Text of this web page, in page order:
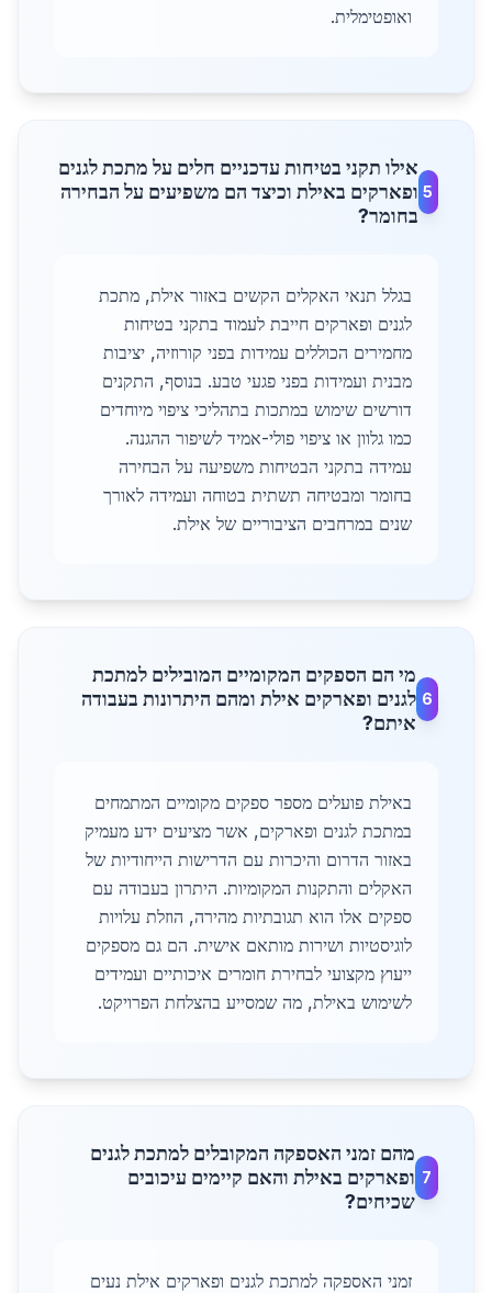
ואופטימלית.
5
אילו תקני בטיחות עדכניים חלים על מתכת לגנים
ופארקים באילת וכיצד הם משפיעים על הבחירה
בחומר?
בגלל תנאי האקלים הקשים באזור אילת, מתכת
לגנים ופארקים חייבת לעמוד בתקני בטיחות
מחמירים הכוללים עמידות בפני קורוזיה, יציבות
מבנית ועמידות בפני פגעי טבע. בנוסף, התקנים
דורשים שימוש במתכות בתהליכי ציפוי מיוחדים
כמו גלוון או ציפוי פולי-אמיד לשיפור ההגנה.
עמידה בתקני הבטיחות משפיעה על הבחירה
בחומר ומבטיחה תשתית בטוחה ועמידה לאורך
שנים במרחבים הציבוריים של אילת.
6
מי הם הספקים המקומיים המובילים למתכת
לגנים ופארקים אילת ומהם היתרונות בעבודה
איתם?
באילת פועלים מספר ספקים מקומיים המתמחים
במתכת לגנים ופארקים, אשר מציעים ידע מעמיק
באזור הדרום והיכרות עם הדרישות הייחודיות של
האקלים והתקנות המקומיות. היתרון בעבודה עם
ספקים אלו הוא תגובתיות מהירה, הוזלת עלויות
לוגיסטיות ושירות מותאם אישית. הם גם מספקים
ייעוץ מקצועי לבחירת חומרים איכותיים ועמידים
לשימוש באילת, מה שמסייע בהצלחת הפרויקט.
7
מהם זמני האספקה המקובלים למתכת לגנים
ופארקים באילת והאם קיימים עיכובים
שכיחים?
זמני האספקה למתכת לגנים ופארקים אילת נעים